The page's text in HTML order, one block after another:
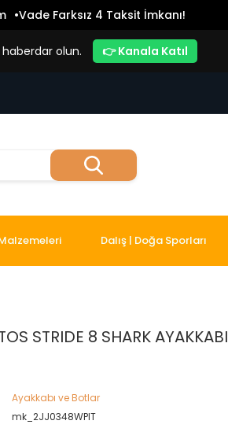
Vade Farksız 4 Taksit İmkanı!
haberdar olun. 👉 Kanala Katıl
Dalış | Doğa Sporları
STRIDE 8 SHARK AYAKKABI
Ayakkabı ve Botlar
mk_2JJ0348WPIT